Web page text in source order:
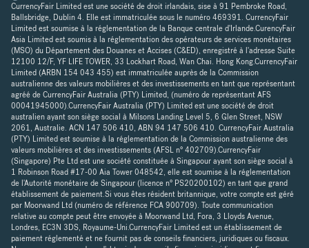
CurrencyFair Limited est une société de droit irlandais, sise à 91 Pembroke Road,
Ballsbridge, Dublin 4. Elle est immatriculée sous le numéro 469391. CurrencyFair
Limited est soumise à la réglementation de la Banque centrale d'Irlande.CurencyFair
Asia Limited est soumis à la réglementation des opérateurs de services monétaires
(MSO) du Département des Douanes et Accises (C&ED), enregistré à l'adresse Suite
12100 12/F, YF LIFE TOWER, 33 Lockhart Road, Wan Chai. Hong Kong.CurrencyFair
Limited (ARBN 154 043 455) est immatriculée auprès de la Commission
australienne des valeurs mobilières et des investissements en tant que représentant
agréé de CurrencyFair Australia (PTY) Limited, (numéro de représentant AFS
00041945000).CurrencyFair Australia (PTY) Limited est une société de droit
australien ayant son siège social à Milsons Landing Level 5, 6 Glen Street, NSW
2061, Australie. ACN 147 506 410, ABN 94 147 506 410. CurrencyFair Australia
(PTY) Limited est soumise à la réglementation de la Commission australienne des
valeurs mobilières et des investissements (AFSL n° 402709).CurrencyFair
(Singapore) Pte Ltd est une société constituée à Singapour ayant son siège social à
1 Robinson Road #17-00 Aia Tower 048542, elle est soumise à la réglementation
de l'Autorité monétaire de Singapour (licence n° PS20200102) en tant que grand
établissement de paiement.Si vous êtes résident britannique, votre compte est géré
par Moorwand Ltd (numéro de référence FCA 900709). Toute communication
relative au compte peut être envoyée à Moorwand Ltd, Fora, 3 Lloyds Avenue,
Londres, EC3N 3DS, Royaume-Uni.CurrencyFair Limited est un établissement de
paiement réglementé et ne fournit pas de conseils financiers, juridiques ou fiscaux.